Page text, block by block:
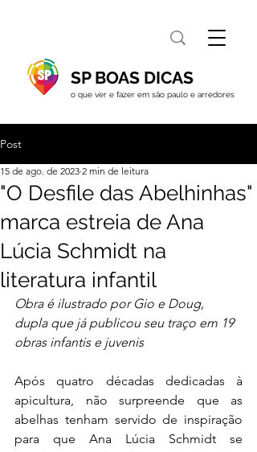
SP BOAS DICAS
o que ver e fazer em são paulo e arredores
Post
"O Desfile das Abelhinhas"
marca estreia de Ana
Lúcia Schmidt na
literatura infantil
15 de ago. de 2023 2 min de leitura
Obra é ilustrado por Gio e Doug,
dupla que já publicou seu traço em 19
obras infantis e juvenis
Após quatro décadas dedicadas à
apicultura, não surpreende que as
abelhas tenham servido de inspiração
para que Ana Lúcia Schmidt se